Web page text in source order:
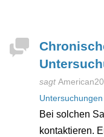
sagt
Bei solchen
kontaktieren.